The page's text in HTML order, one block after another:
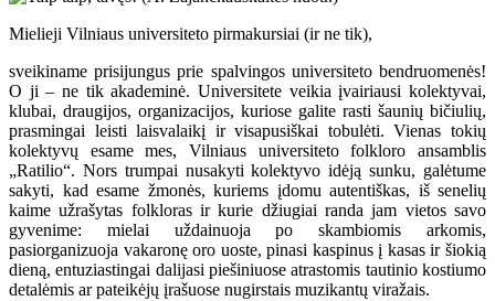
Mielieji Vilniaus universiteto pirmakursiai (ir ne tik),
sveikiname prisijungus prie spalvingos universiteto bendruomenės!
O ji – ne tik akademinė. Universitete veikia įvairiausi kolektyvai,
klubai, draugijos, organizacijos, kuriose galite rasti šaunių bičiulių,
prasmingai leisti laisvalaikį ir visapusiškai tobulėti. Vienas tokių
kolektyvų esame mes, Vilniaus universiteto folkloro ansamblis
„Ratilio“. Nors trumpai nusakyti kolektyvo idėją sunku, galėtume
sakyti, kad esame žmonės, kuriems įdomu autentiškas, iš senelių
kaime užrašytas folkloras ir kurie džiugiai randa jam vietos savo
gyvenime: mielai uždainuoja po skambiomis arkomis,
pasiorganizuoja vakaronę oro uoste, pinasi kaspinus į kasas ir šiokią
dieną, entuziastingai dalijasi piešiniuose atrastomis tautinio kostiumo
detalėmis ar pateikėjų įrašuose nugirstais muzikantų viražais.